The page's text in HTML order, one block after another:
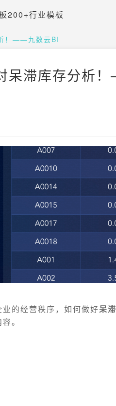
200+行业模板
！——九数云BI
呆滞库存分析
的经营秩序，如何做好呆
。